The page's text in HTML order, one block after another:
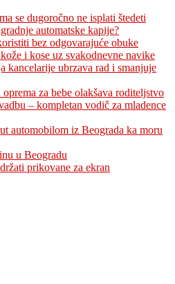
se dugoročno ne isplati štedeti
automatske kapije?
bez odgovarajuće obuke
i kose uz svakodnevne navike
kancelarije ubrzava rad i smanjuje
za bebe olakšava roditeljstvo
– kompletan vodič za mladence
automobilom iz Beograda ka moru
u Beogradu
prikovane za ekran